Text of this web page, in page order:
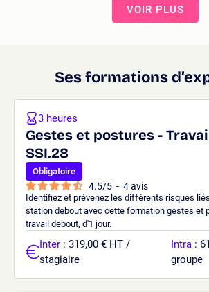
VOIR PLUS
Ses formations
Gestes et postures -
SSI.28
Obligatoire
4.5/5 - 4avis
Identifiez et prévenez les différents risques
station debout avec cette formation gestes et
travail debout, d'1 jour.
3 heures
Inter : 319,00 € HT /
stagiaire
Intra :
groupe